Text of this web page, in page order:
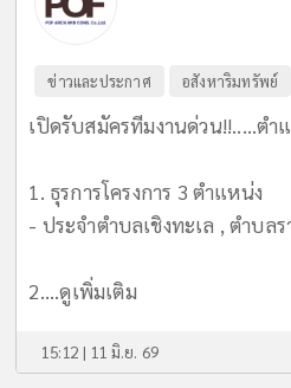
ข่าวและประกาศ อสังหาริมทรัพย์
เปิดรับสมัครทีมงานด่วน!!.....ตำ
1. ธุรการโครงการ 3 ตำแหน่ง
- ประจำตำบลเชิงทะเล , ตำบล
2....ดูเพิ่มเติม
15:12 | 11 มิ.ย. 69